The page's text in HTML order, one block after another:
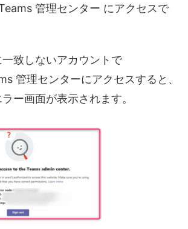
管理センター にアクセスで
一致しないアカウントで
管理センターにアクセスすると、
ー画面が表示されます。